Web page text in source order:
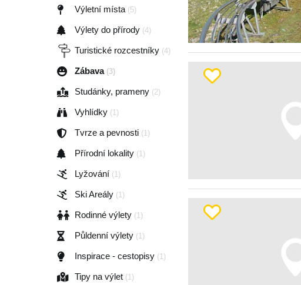
Výletní místa (5)
Výlety do přírody (4)
Turistické rozcestníky (4)
Zábava (3)
Studánky, prameny (2)
Vyhlídky (1)
Tvrze a pevnosti (1)
Přírodní lokality (1)
Lyžování (1)
Ski Areály (1)
Rodinné výlety (1)
Půldenní výlety (1)
Inspirace - cestopisy (1)
Tipy na výlet (1)